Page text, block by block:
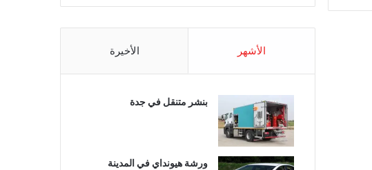
الأشهر الأخيرة
بنشر متنقل في جدة
ورشة هيونداي في المدينة